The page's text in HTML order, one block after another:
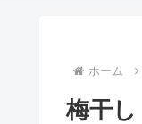
ホーム
梅干し